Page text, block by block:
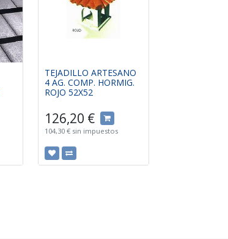
TEJADILLO ARTESANO
4 AG. COMP. HORMIG.
ROJO 52X52
126,20 €
104,30 € sin impuestos